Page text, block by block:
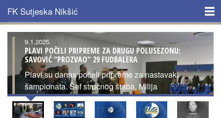
Skip to main content
FK Sutjeska Nikšić
NASLOVNA
KLUB
ISTORIJAT
TIM
9.1.2025.
PLAVI POČELI PRIPREME ZA DRUGU POLUSEZONU:
SAVOVIĆ "PROZVAO" 29 FUDBALERA
Plavi su danas počeli pripreme za nastavak
šampionata. Šef stručnog štaba, Milija
Savović, obavio je prozivku i na prvom
treniningu računao na sledeće igrače: